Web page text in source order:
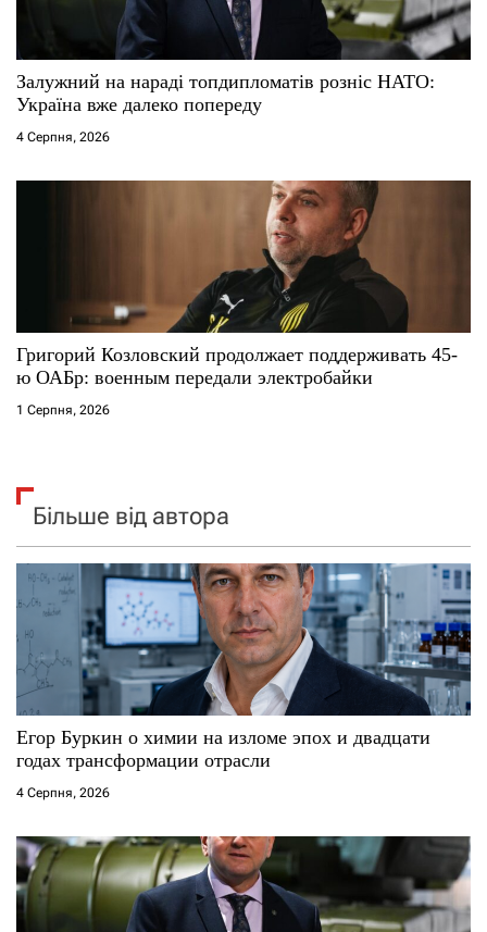
Залужний на нараді топдипломатів розніс НАТО:
Україна вже далеко попереду
4 Серпня, 2026
Григорий Козловский продолжает поддерживать 45-
ю ОАБр: военным передали электробайки
1 Серпня, 2026
Більше від автора
Егор Буркин о химии на изломе эпох и двадцати
годах трансформации отрасли
4 Серпня, 2026